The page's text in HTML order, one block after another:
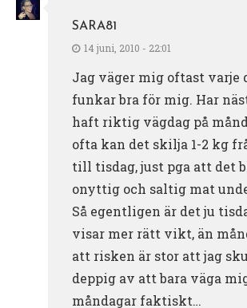
SARA81
14 juni, 2010 - 22:01
Jag väger mig oftast varje
funkar bra för mig. Har
haft riktig vägdag på
ofta kan det skilja 1-2 kg
till tisdag, just pga att det
onyttig och saltig mat
Så egentligen är det ju
visar mer rätt vikt, än
att risken är stor att jag
deppig av att bara väga
måndagar faktiskt…